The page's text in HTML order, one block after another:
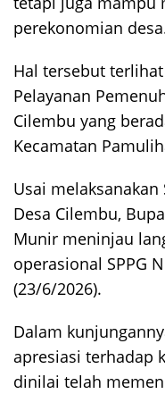
perekonomian
Hal tersebut
Pelayanan
Cilembu yang
Kecamatan
Usai
Desa Cilembu,
Munir meninjau
operasional SPPG
(23/6/2026).
Dalam
apresiasi terhadap
dinilai telah